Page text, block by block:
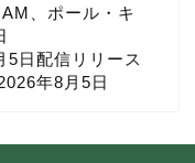
、ポール・キ
5日配信リリース
年8月5日